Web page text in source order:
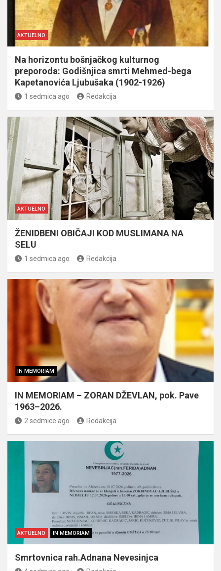
AKTUELNO
Na horizontu bošnjačkog kulturnog
preporoda: Godišnjica smrti Mehmed-bega
Kapetanovića Ljubušaka (1902-1926)
1 sedmica ago Redakcija
AKTUELNO
ŽENIDBENI OBIČAJI KOD MUSLIMANA NA
SELU
1 sedmica ago Redakcija
IN MEMORIAM
IN MEMORIAM – ZORAN DŽEVLAN, pok. Pave
1963–2026.
2 sedmice ago Redakcija
AKTUELNO IN MEMORIAM
Smrtovnica rah.Adnana Nevesinjca